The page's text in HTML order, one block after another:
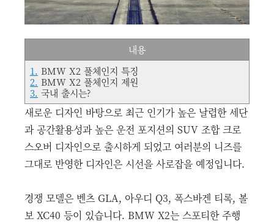
내용
1. BMW X2 풀체인지 특징
2. BMW X2 풀체인지 제원
3. 국내 출시는?
새로운 디자인 바탕으로 최근 인기가 높은 날렵한 세단
과 공간활용성과 높은 운전 포지션의 SUV 조합 크로
스오버 디자인으로 출시하게 되었고 여러분의 니즈를
그대로 반영한 디자인은 시선을 사로잡을 예정입니다.
경쟁 모델은 벤츠 GLA, 아우디 Q3, 폭스바겐 티록, 볼
보 XC40 등이 있습니다. BMW X2는 스포티한 주행